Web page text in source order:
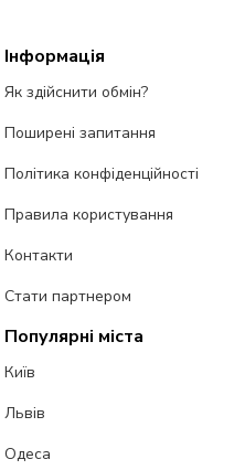
Інформація
Як здійснити обмін?
Поширені запитання
Політика конфіденційності
Правила користування
Контакти
Стати партнером
Популярні міста
Київ
Львів
Одеса